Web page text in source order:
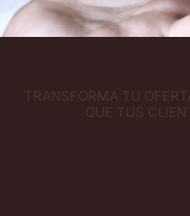
TRANSFORMA TU
QUE TUS